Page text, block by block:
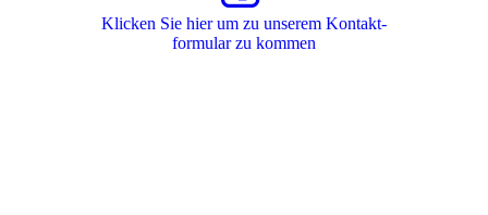
Klicken Sie hier um zu unserem Kon­takt­
for­mu­lar zu kommen